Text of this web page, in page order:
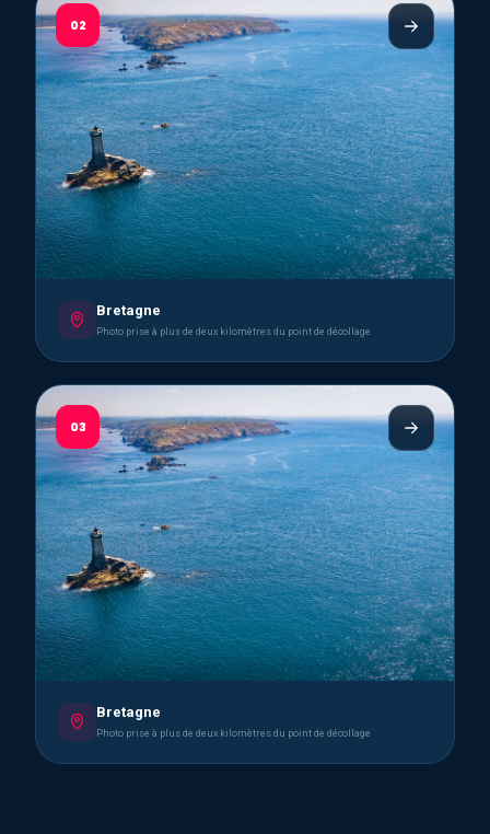
02
Bretagne
Photo prise à plus de deux kilomètres du point de décollage
03
Bretagne
Photo prise à plus de deux kilomètres du point de décollage